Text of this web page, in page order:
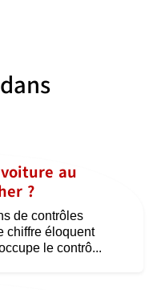
au
?
de contrôles
chiffre éloquent
le contrô...